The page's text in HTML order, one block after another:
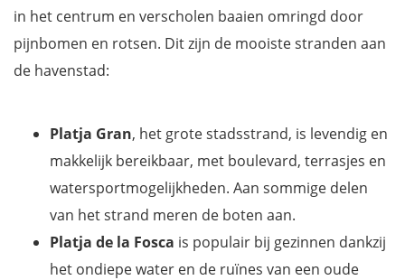
in het centrum en verscholen baaien omringd door
pijnbomen en rotsen. Dit zijn de mooiste stranden aan
de havenstad:
Platja Gran, het grote stadsstrand, is levendig en
makkelijk bereikbaar, met boulevard, terrasjes en
watersportmogelijkheden. Aan sommige delen
van het strand meren de boten aan.
Platja de la Fosca is populair bij gezinnen dankzij
het ondiepe water en de ruïnes van een oude